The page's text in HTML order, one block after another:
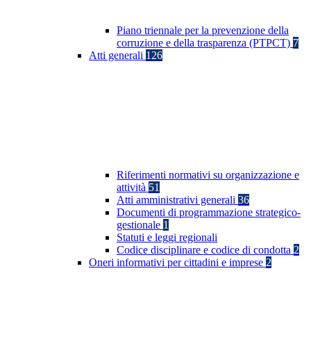
Piano triennale per la prevenzione della
corruzione e della trasparenza (PTPCT) 7
Atti generali 126
Riferimenti normativi su organizzazione e
attività 51
Atti amministrativi generali 36
Documenti di programmazione strategico-
gestionale 1
Statuti e leggi regionali
Codice disciplinare e codice di condotta 2
Oneri informativi per cittadini e imprese 2